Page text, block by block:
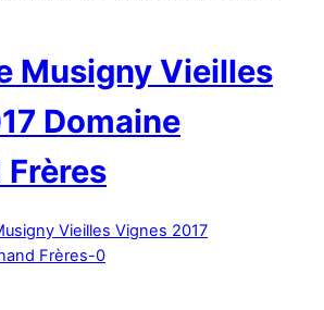
Musigny Vieilles
Domaine